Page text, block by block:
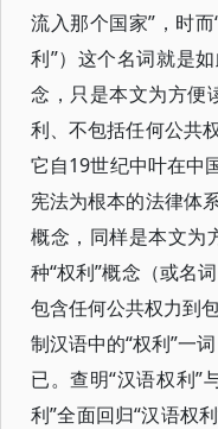
流入那个国家”，时
利”）这个名词就是
念，只是本文为方便
利、不包括任何公共
它自19世纪中叶在中
宪法为根本的法律体
概念，同样是本文为
种“权利”概念（或名
包含任何公共权力到
制汉语中的“权利”一
已。查明“汉语权利”
利”全面回归“汉语权